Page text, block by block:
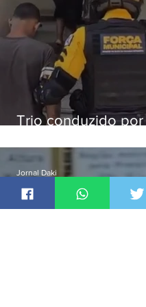
Trio conduzido
passagens
Jornal Daki